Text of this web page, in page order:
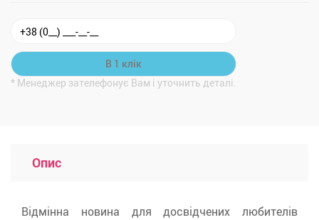
* Менеджер зателефонує Вам і уточнить деталі.
Опис
Відмінна новина для досвідчених любителів